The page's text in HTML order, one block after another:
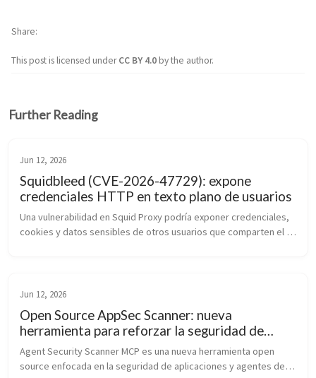
This post is licensed underCC BY 4.0by the author.
Share
Further Reading
Jun 12, 2026
Squidbleed (CVE-2026-47729): expone
credenciales HTTP en texto plano de usuarios
Una vulnerabilidad en Squid Proxy podría exponer credenciales,
cookies y datos sensibles de otros usuarios que comparten el
necesario.
Jun 12, 2026
Open Source AppSec Scanner: nueva
herramienta para reforzar la seguridad de
aplicaciones impulsadas por IA
Agent Security Scanner MCP es una nueva herramienta open
source enfocada en la seguridad de aplicaciones y agentes de